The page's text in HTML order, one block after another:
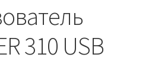
310 USB